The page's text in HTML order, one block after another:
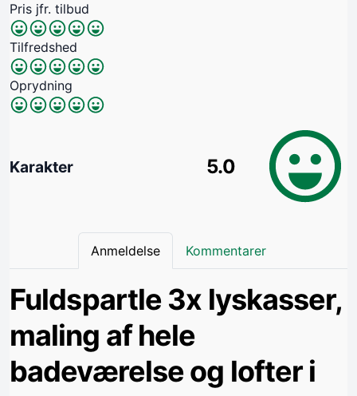
Pris jfr. tilbud
Tilfredshed
Oprydning
Karakter 5.0
Anmeldelse Kommentarer
Fuldspartle 3x lyskasser,
maling af hele
badeværelse og lofter i